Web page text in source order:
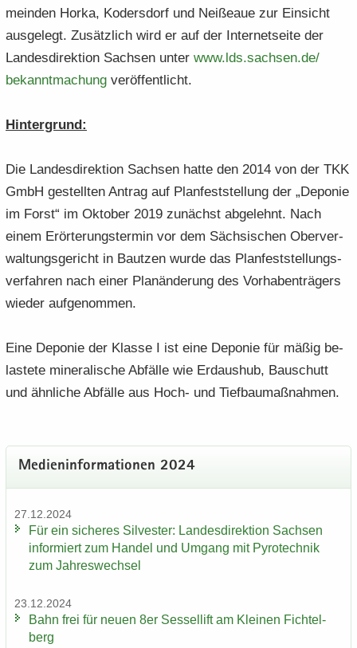
mein­den Horka, Ko­ders­dorf und Nei­ßeaue zur Ein­sicht
aus­ge­legt. Zu­sätz­lich wird er auf der In­ter­net­sei­te der
Lan­des­di­rek­ti­on Sach­sen unter www.​lds.​sachsen.​de/​
bekanntmachung ver­öf­fent­licht.
Hin­ter­grund:
Die Lan­des­di­rek­ti­on Sach­sen hatte den 2014 von der TKK
GmbH ge­stell­ten An­trag auf Plan­fest­stel­lung der „De­po­nie
im Forst“ im Ok­to­ber 2019 zu­nächst ab­ge­lehnt. Nach
einem Er­ör­te­rungs­ter­min vor dem Säch­si­schen Ober­ver­
wal­tungs­ge­richt in Baut­zen wurde das Plan­fest­stel­lungs­
ver­fah­ren nach einer Plan­än­de­rung des Vor­ha­ben­trä­gers
wie­der auf­ge­nom­men.
Eine De­po­nie der Klas­se I ist eine De­po­nie für mäßig be­
las­te­te mi­ne­ra­li­sche Ab­fäl­le wie Erd­aus­hub, Bau­schutt
und ähn­li­che Ab­fäl­le aus Hoch- und Tief­bau­maß­nah­men.
Me­di­en­in­for­ma­tio­nen 2024
27.12.2024
Für ein si­che­res Sil­ves­ter: Lan­des­di­rek­ti­on Sach­sen
in­for­miert zum Han­del und Um­gang mit Py­ro­tech­nik
zum Jah­res­wech­sel
23.12.2024
Bahn frei für neuen 8er Ses­sel­lift am Klei­nen Fich­tel­
berg